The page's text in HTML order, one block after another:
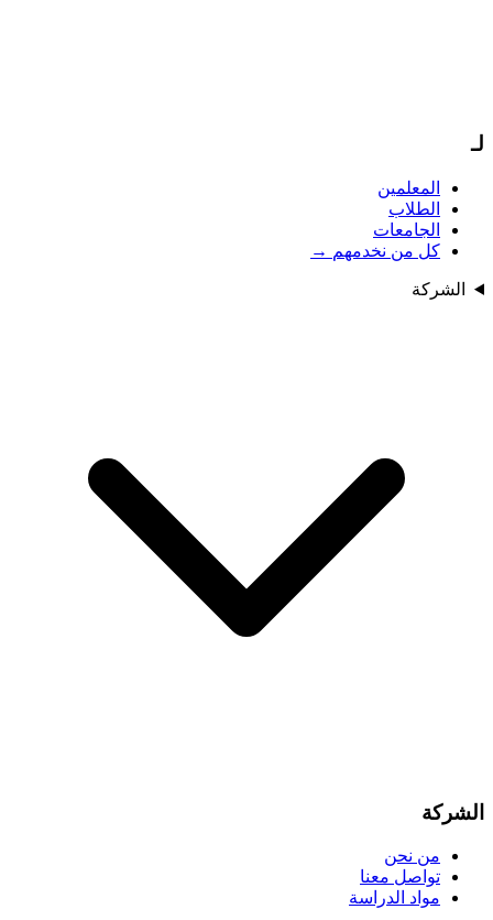
لـ
المعلمين
الطلاب
الجامعات
كل من نخدمهم →
الشركة
الشركة
من نحن
تواصل معنا
مواد الدراسة